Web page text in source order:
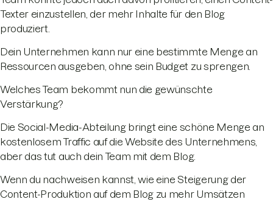
Texter einzustellen, der mehr Inhalte für den Blog
produziert.
Dein Unternehmen kann nur eine bestimmte Menge an
Ressourcen ausgeben, ohne sein Budget zu sprengen.
Welches Team bekommt nun die gewünschte
Verstärkung?
Die Social-Media-Abteilung bringt eine schöne Menge an
kostenlosem Traffic auf die Website des Unternehmens,
aber das tut auch dein Team mit dem Blog.
Wenn du nachweisen kannst, wie eine Steigerung der
Content-Produktion auf dem Blog zu mehr Umsätzen